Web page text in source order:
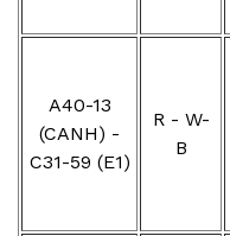
A40-13
(CANH) -
C31-59 (E1)
R - W-
B